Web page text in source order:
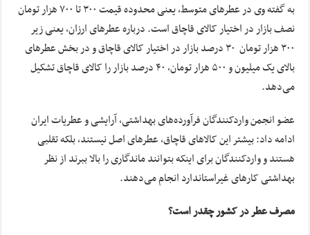
به گفته وی در عطرهای متوسط، یعنی محدوده قیمت ۳۰۰ تا ۷۰۰ هزار تومان
نصف بازار در اختیار کالای قاچاق است. درباره عطرهای ارزان، یعنی زیر
۳۰۰ هزار تومان ۳۰ درصد بازار در اختیار کالای قاچاق و در بخش عطرهای
بالای یک میلیون و ۵۰۰ هزار تومان، ۴۰ درصد بازار را کالای قاچاق تشکیل
می‌دهد.
عضو انجمن واردکنندگان فرآورده‌های بهداشتی، آرایشی و عطریات ایران
ادامه داد: بیشتر این کالاهای قاچاق، عطرهای اصل نیستند، بلکه تقلبی
هستند و واردکنندگان برای اینکه بتوانند ماندگاری را بالا ببرند از نظر
بهداشتی کارهای غیراستاندارد انجام می‌دهند.
مصرف عطر در کشور چقدر است؟